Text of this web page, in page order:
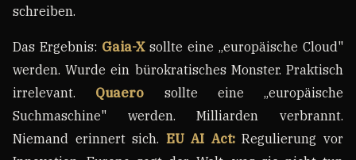
schreiben.
Das Ergebnis: Gaia-Xsollte eine „europäische Cloud"
werden. Wurde ein bürokratisches Monster. Praktisch
irrelevant. Quaero sollte eine „europäische
Suchmaschine" werden. Milliarden verbrannt.
Niemand erinnert sich. EU AI Act:Regulierung vor